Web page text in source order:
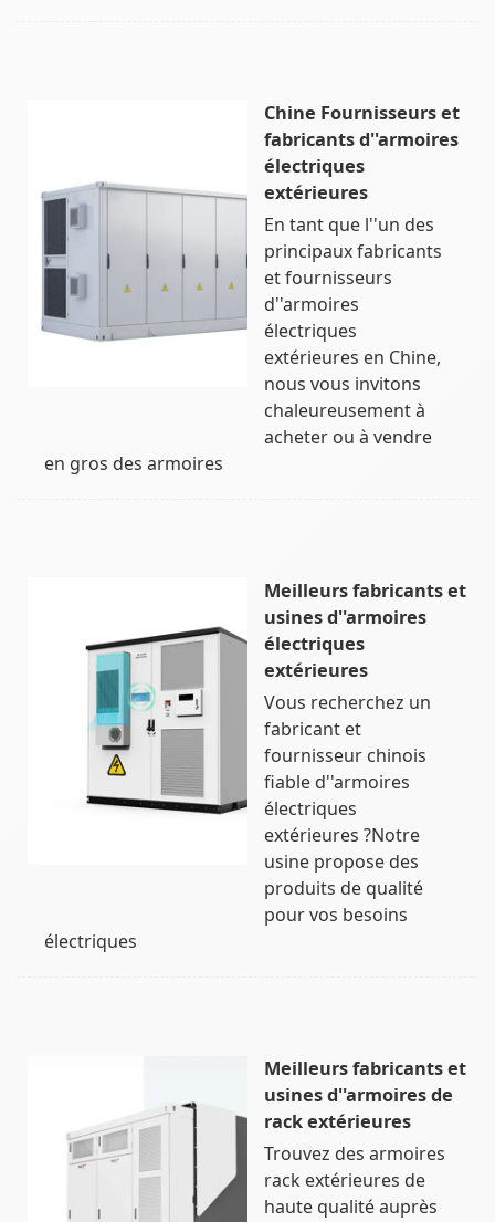
Chine Fournisseurs et
fabricants d''armoires
électriques
extérieures
En tant que l''un des
principaux fabricants
et fournisseurs
d''armoires
électriques
extérieures en Chine,
nous vous invitons
chaleureusement à
acheter ou à vendre
en gros des armoires
Meilleurs fabricants et
usines d''armoires
électriques
extérieures
Vous recherchez un
fabricant et
fournisseur chinois
fiable d''armoires
électriques
extérieures ?Notre
usine propose des
produits de qualité
pour vos besoins
électriques
Meilleurs fabricants et
usines d''armoires de
rack extérieures
Trouvez des armoires
rack extérieures de
haute qualité auprès